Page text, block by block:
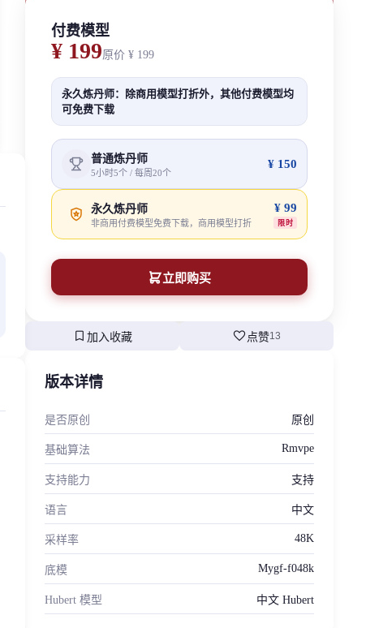
付费模型
¥ 199原价 ¥ 199
永久炼丹师：除商用模型打折外，其他付费模型均
可免费下载
普通炼丹师
5小时5个 / 每周20个
¥ 150
永久炼丹师
非商用付费模型免费下载，商用模型打折
¥ 99
限时
立即购买
bookmark 加入收藏 favorite 点赞13
版本详情
是否原创 原创
基础算法 Rmvpe
支持能力 支持
语言 中文
采样率 48K
底模 Mygf-f048k
Hubert 模型 中文 Hubert